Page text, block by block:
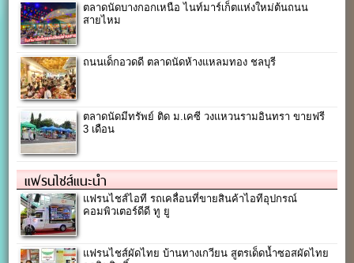
ตลาดนัดบางกอกเหนือ ไนท์มาร์เก็ตแห่งใหม่ต้นถนน
สายไหม
ถนนเด็กอวดดี ตลาดนัดห้างแหลมทอง ชลบุรี
ตลาดนัดมีทรัพย์ ติด ม.เคซี วงแหวนรามอินทรา ขายฟรี
3 เดือน
แฟรนไชส์แนะนำ
แฟรนไชส์ไอที รถเคลื่อนที่ขายสินค้าไอทีอุปกรณ์
คอมพิวเตอร์ดีดี ทู ยู
แฟรนไชส์ผัดไทย บ้านทางเกวียน สูตรเด็ดน้ำซอสผัดไทย